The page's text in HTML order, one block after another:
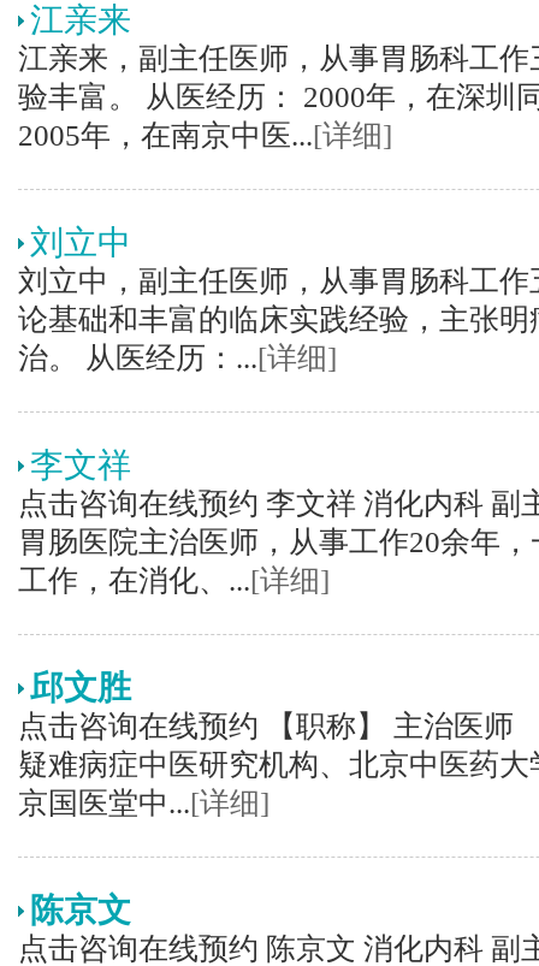
江亲来
江亲来，副主任医师，从事胃肠科工
验丰富。 从医经历： 2000年，在深圳
2005年，在南京中医...[详细]
刘立中
刘立中，副主任医师，从事胃肠科工
论基础和丰富的临床实践经验，主张
治。 从医经历：...[详细]
李文祥
点击咨询在线预约 李文祥 消化内科 副
胃肠医院主治医师，从事工作20余年
工作，在消化、...[详细]
邱文胜
点击咨询在线预约 【职称】 主治医师
疑难病症中医研究机构、北京中医药
京国医堂中...[详细]
陈京文
点击咨询在线预约 陈京文 消化内科 副